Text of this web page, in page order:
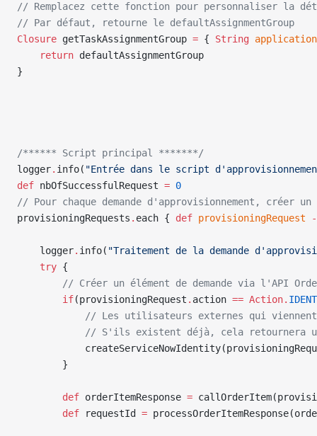
// Remplacez cette fonction pour personnaliser la
// Par défaut, retourne le defaultAssignmentGroup
Closure getTaskAssignmentGroup = { String
    return
defaultAssignmentGroup
}
/****** Script principal *******/
logger. info( "Entrée dans le script
def nbOfSuccessfulRequest = 0
// Pour chaque demande d'approvisionnement, créer
provisioningRequests . each { def provisioningRequest
    logger
. info( "Traitement de la demande
    try
{
// Créer un élément de demande via l'API
        if
(provisioningRequest . action == Action.
// Les utilisateurs externes qui
// S'ils existent déjà, cela retournera
        }
        def
orderItemResponse =
        def
requestId =